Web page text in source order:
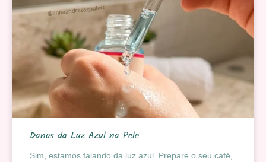
Danos da Luz Azul na Pele
Sim, estamos falando da luz azul. Prepare o seu café,